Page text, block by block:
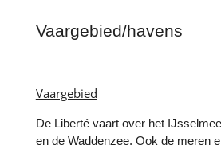
Vaargebied/havens
Vaargebied
De Liberté vaart over het
en de Waddenzee. Ook de meren